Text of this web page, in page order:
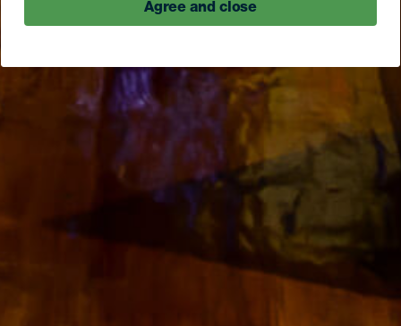
Agree and close